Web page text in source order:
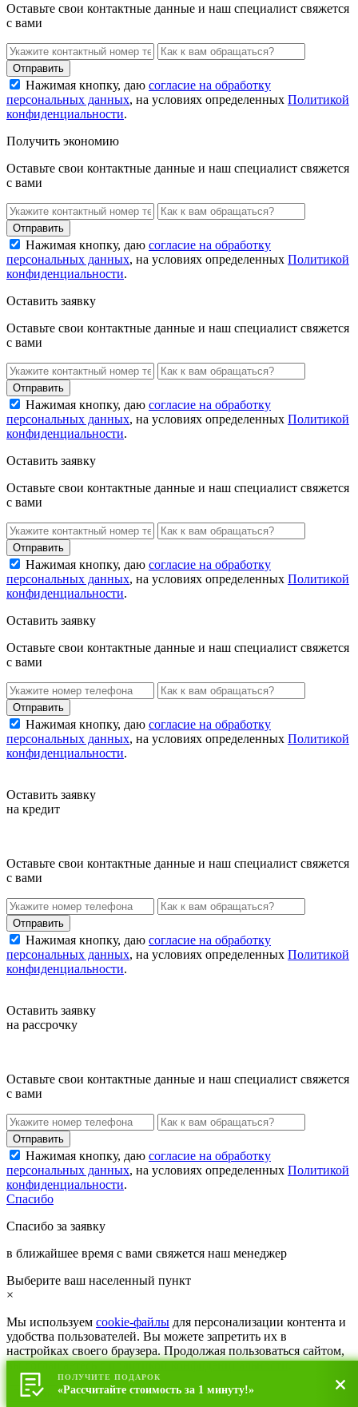
Оставьте свои контактные данные и наш специалист свяжется
с вами
Нажимая кнопку, даю согласие на обработку
персональных данных, на условиях определенных Политикой
конфиденциальности.
Получить экономию
Оставьте свои контактные данные и наш специалист свяжется
с вами
Нажимая кнопку, даю согласие на обработку
персональных данных, на условиях определенных Политикой
конфиденциальности.
Оставить заявку
Оставьте свои контактные данные и наш специалист свяжется
с вами
Нажимая кнопку, даю согласие на обработку
персональных данных, на условиях определенных Политикой
конфиденциальности.
Оставить заявку
Оставьте свои контактные данные и наш специалист свяжется
с вами
Нажимая кнопку, даю согласие на обработку
персональных данных, на условиях определенных Политикой
конфиденциальности.
Оставить заявку
Оставьте свои контактные данные и наш специалист свяжется
с вами
Нажимая кнопку, даю согласие на обработку
персональных данных, на условиях определенных Политикой
конфиденциальности.
Оставить заявку
на кредит
Оставьте свои контактные данные и наш специалист свяжется
с вами
Нажимая кнопку, даю согласие на обработку
персональных данных, на условиях определенных Политикой
конфиденциальности.
Оставить заявку
на рассрочку
Оставьте свои контактные данные и наш специалист свяжется
с вами
Нажимая кнопку, даю согласие на обработку
персональных данных, на условиях определенных Политикой
конфиденциальности.
Спасибо
Спасибо за заявку
в ближайшее время с вами свяжется наш менеджер
ПОЛУЧИТЕ ПОДАРОК
«Рассчитайте стоимость за 1 минуту!»
Выберите ваш населенный пункт
×
Мы используем cookie-файлы для персонализации контента и
удобства пользователей. Вы можете запретить их в
настройках своего браузера. Продолжая пользоваться сайтом,
вы соглашаетесь сполитикой конфиденциальности.
Принять